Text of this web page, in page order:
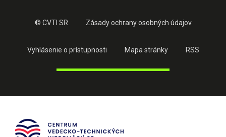
© CVTI SR Zásady ochrany osobných údajov
Vyhlásenie o prístupnosti Mapa stránky RSS